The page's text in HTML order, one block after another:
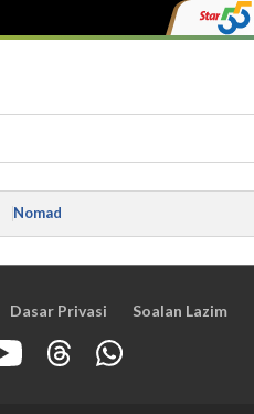
Nomad
Dasar Privasi Soalan Lazim